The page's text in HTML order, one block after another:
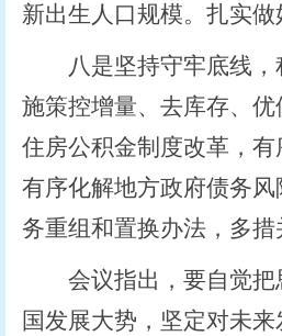
新出生人口规模。扎实
八是坚持守牢底线，
施策控增量、去库存、
住房公积金制度改革，
有序化解地方政府债务
务重组和置换办法，多
会议指出，要自觉把
国发展大势，坚定对未